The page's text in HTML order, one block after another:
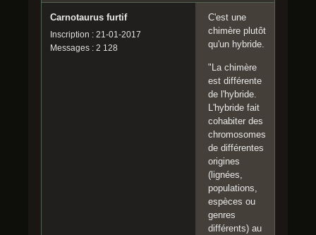
Carnotaurus furtif
Inscription : 21-01-2017
Messages : 2 128
C'est une
chimère plutôt
qu'un hybride.
"La chimère
est différente
de l'hybride.
L'hybride fait
cohabiter des
chromosomes
de différentes
origines
(lignées,
populations,
espèces ou
genres
différents) au